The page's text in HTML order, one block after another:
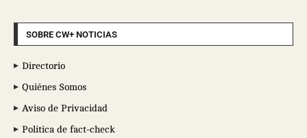
SOBRE CW+ NOTICIAS
Directorio
Quiénes Somos
Aviso de Privacidad
Política de fact-check